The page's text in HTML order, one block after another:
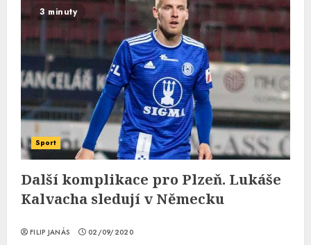
3 minuty
Sport
Další komplikace pro Plzeň. Lukáše
Kalvacha sledují v Německu
FILIP JANÁS 02/09/2020